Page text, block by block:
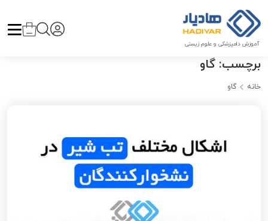
آموزش دامپزشکی و علوم زیستی
برچسب: گاو
خانه گاو